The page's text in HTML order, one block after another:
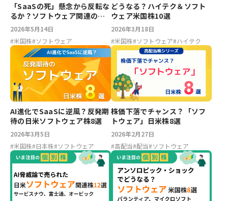
「SaaSの死」懸念から反転な
るか？ソフトウェア関連の米
国株7選
2026年5月14日
#米国株#ソフトウェア
どうなる？ハイテク＆ソフト
ウェア米国株10選
2026年3月18日
#米国株#ソフトウェア#ハイテク
AI進化でSaaSに逆風？反発期
待の日米ソフトウェア株8選
2026年3月5日
#米国株#日本株#ソフトウェア
株価下落でチャンス？「ソフ
トウェア」日米株8選
2026年2月27日
#高配当#配当#ソフトウェア